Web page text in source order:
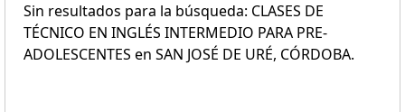
Sin resultados para la búsqueda: CLASES DE
TÉCNICO EN INGLÉS INTERMEDIO PARA PRE-
ADOLESCENTES en SAN JOSÉ DE URÉ, CÓRDOBA.